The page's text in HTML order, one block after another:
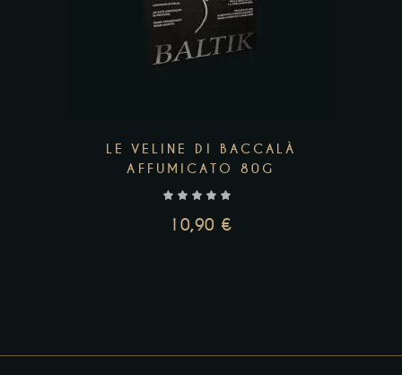
LE VELINE DI BACCALÀ
AFFUMICATO 80G
10,90 €